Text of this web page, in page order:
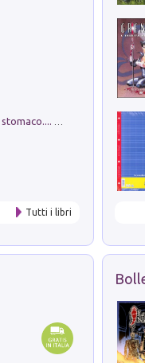
Tutti i libri